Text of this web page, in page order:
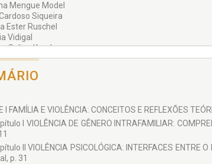
Mengue Model
Siqueira
Ester Ruschel
Vidigal
Saling Kruel
da Costa Souto
Mônica Arpini
N. Guazina
Noal
Neves Strey
Fatica Beschoren
Corrêa da Silva
Pastoriza Faraj
I FAMÍLIA E VIOLÊNCIA: CONCEITOS E REFLEXÕES
I VIOLÊNCIA DE GÊNERO INTRAFAMILIAR:
II VIOLÊNCIA PSICOLÓGICA: INTERFACES
p. 31